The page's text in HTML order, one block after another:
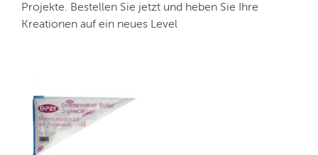
Projekte. Bestellen Sie jetzt und heben Sie Ihre
Kreationen auf ein neues Level